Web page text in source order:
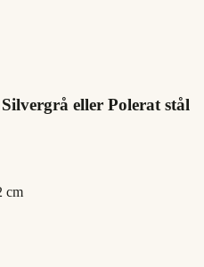
eller Polerat stål